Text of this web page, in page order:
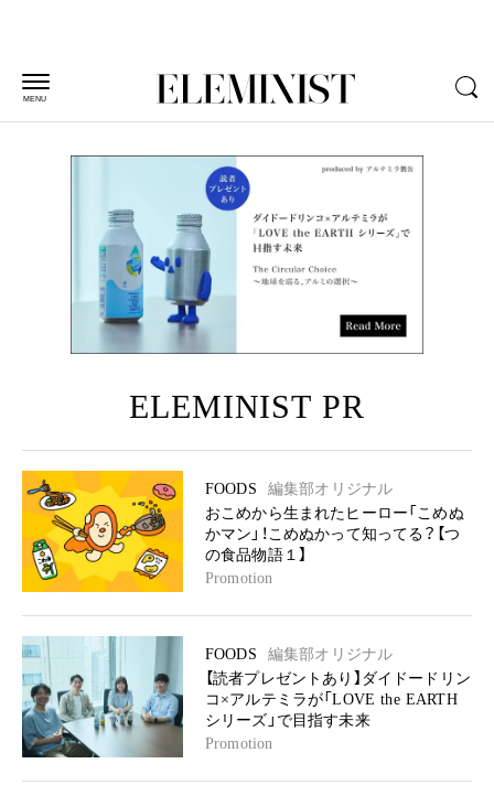
MENU
ELEMINIST PR
FOODS
編集部オリジナル
おこめから生まれたヒーロー「こめぬ
かマン」！こめぬかって知ってる？【つ
の食品物語１】
Promotion
FOODS
編集部オリジナル
【読者プレゼントあり】ダイドードリン
コ×アルテミラが「LOVE the EARTH
シリーズ」で目指す未来
Promotion